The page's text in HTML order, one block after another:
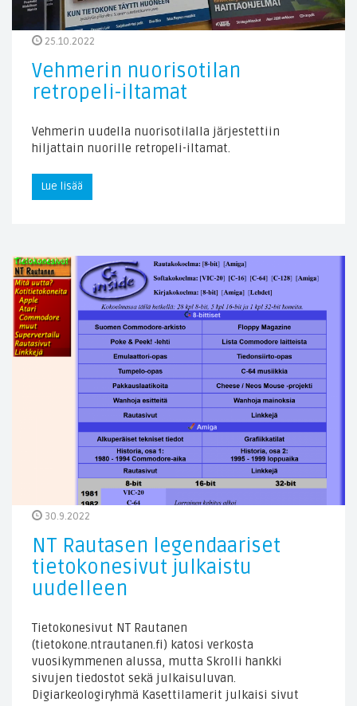
25.10.2022
Vehmerin nuorisotilan
retropeli-iltamat
Vehmerin uudella nuorisotilalla järjestettiin
hiljattain nuorille retropeli-iltamat.
Lue lisää
30.9.2022
NT Rautasen legendaariset
tietokonesivut julkaistu
uudelleen
Tietokonesivut NT Rautanen
(tietokone.ntrautanen.fi) katosi verkosta
vuosikymmenen alussa, mutta Skrolli hankki
sivujen tiedostot sekä julkaisuluvan.
Digiarkeologiryhmä Kasettilamerit julkaisi sivut